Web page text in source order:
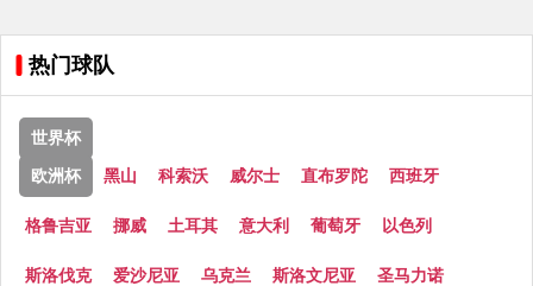
热门球队
世界杯
欧洲杯 黑山 科索沃 威尔士 直布罗陀 西班牙
格鲁吉亚 挪威 土耳其 意大利 葡萄牙 以色列
斯洛伐克 爱沙尼亚 乌克兰 斯洛文尼亚 圣马力诺